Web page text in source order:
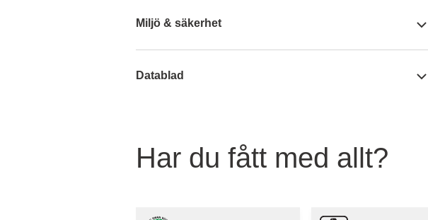
Miljö & säkerhet
Datablad
Har du fått med allt?